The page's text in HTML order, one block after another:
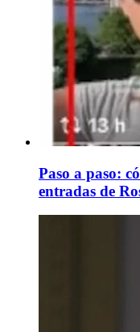
Paso a paso:
entradas de